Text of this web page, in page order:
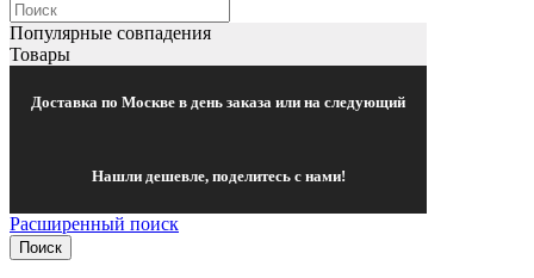
Популярные совпадения
Товары
Доставка по Москве в день заказа или на следующий
Нашли дешевле, поделитесь с нами!
Расширенный поиск
Поиск